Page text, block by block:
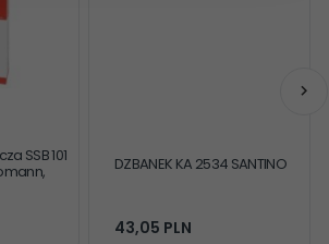
SSB 101 DZBANEK KA 2534 SANTINO
43,05 PLN